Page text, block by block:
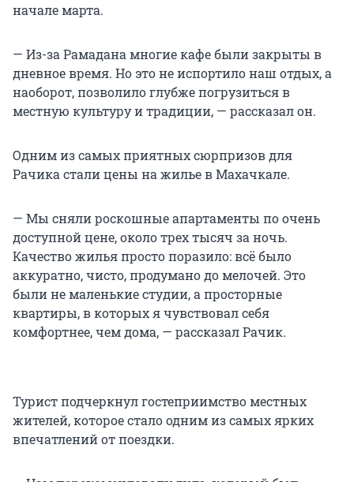
начале марта.
— Из-за Рамадана многие кафе были закрыты в
дневное время. Но это не испортило наш отдых, а
наоборот, позволило глубже погрузиться в
местную культуру и традиции, — рассказал он.
Одним из самых приятных сюрпризов для
Рачика стали цены на жилье в Махачкале.
— Мы сняли роскошные апартаменты по очень
доступной цене, около трех тысяч за ночь.
Качество жилья просто поразило: всё было
аккуратно, чисто, продумано до мелочей. Это
были не маленькие студии, а просторные
квартиры, в которых я чувствовал себя
комфортнее, чем дома, — рассказал Рачик.
Турист подчеркнул гостеприимство местных
жителей, которое стало одним из самых ярких
впечатлений от поездки.